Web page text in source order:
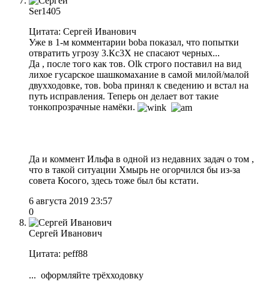
Ser1405
Цитата: Сергей Иванович
Уже в 1-м комментарии boba показал, что попытки
отвратить угрозу 3.Кс3Х не спасают черных...
Да , после того как тов. Olk строго поставил на вид
лихое гусарское шашкомахание в самой милой/малой
двухходовке, тов. boba принял к сведению и встал на
путь исправления. Теперь он делает вот такие
тонкопрозрачные намёки.
Да и коммент Ильфа в одной из недавних задач о том ,
что в такой ситуации Хмырь не огорчился бы из-за
совета Косого, здесь тоже был бы кстати.
6 августа 2019 23:57
0
Сергей Иванович
Цитата: peff88
... оформляйте трёхходовку